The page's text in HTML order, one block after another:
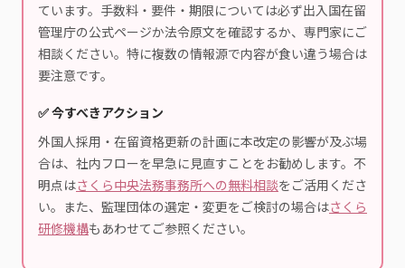
ています。手数料・要件・期限については必ず出入国在留
管理庁の公式ページか法令原文を確認するか、専門家にご
相談ください。特に複数の情報源で内容が食い違う場合は
要注意です。
✅ 今すべきアクション
外国人採用・在留資格更新の計画に本改定の影響が及ぶ場
合は、社内フローを早急に見直すことをお勧めします。不
明点はさくら中央法務事務所への無料相談をご活用くださ
い。また、監理団体の選定・変更をご検討の場合はさくら
研修機構もあわせてご参照ください。